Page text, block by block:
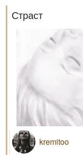
Страст
kremitoo